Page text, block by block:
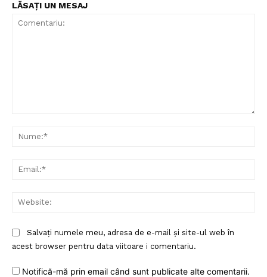
LĂSAȚI UN MESAJ
Salvați numele meu, adresa de e-mail și site-ul web în
acest browser pentru data viitoare i comentariu.
Notifică-mă prin email când sunt publicate alte comentarii.